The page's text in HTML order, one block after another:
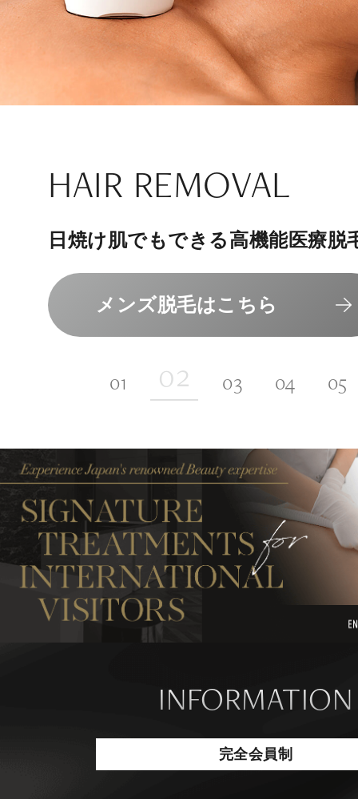
上質な美容医療サービスを提供し
人気メニューはこちら
HAIR REMOVAL
日焼け肌でもできる高機能医療脱
メンズ脱毛はこちら
組めるスキンケアトライアル
スキンケアトライアルはこ
PHILOSOPHY
“男性”特化の美容
コンセプトはこちら
内側から若々しく健康な身体へ
エクソソーム療法はこちら
NAD+点滴はこちら
INVITATION
メンバーシップを、最高のギフト
メンバーシップのご案内
INFORMATION
完全会員制